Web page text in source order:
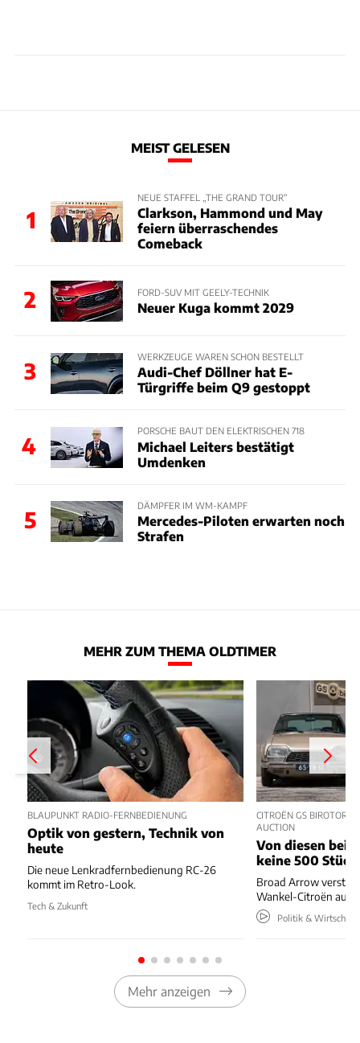
MEIST GELESEN
1
NEUE STAFFEL „THE GRAND TOUR“
Clarkson, Hammond und May
feiern überraschendes
Comeback
2 FORD-SUV MIT GEELY-TECHNIK
Neuer Kuga kommt 2029
3
WERKZEUGE WAREN SCHON BESTELLT
Audi-Chef Döllner hat E-
Türgriffe beim Q9 gestoppt
4
PORSCHE BAUT DEN ELEKTRISCHEN 718
Michael Leiters bestätigt
Umdenken
5
DÄMPFER IM WM-KAMPF
Mercedes-Piloten erwarten noch
Strafen
MEHR ZUM THEMA OLDTIMER
BLAUPUNKT RADIO-FERNBEDIENUNG
Optik von gestern, Technik von
heute
Die neue Lenkradfernbedienung RC-26
kommt im Retro-Look.
Tech & Zukunft
CITROËN GS BIROTOR
AUCTION
Von diesen
keine 500 Stück
Broad Arrow
Wankel-Citroën aus
Politik & Wirtschaft
Mehr anzeigen